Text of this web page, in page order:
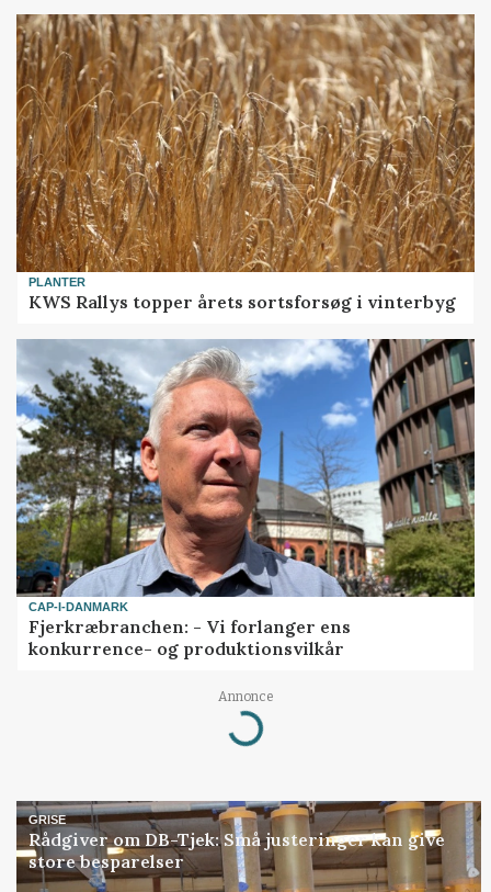
PLANTER
KWS Rallys topper årets sortsforsøg i vinterbyg
CAP-I-DANMARK
Fjerkræbranchen: - Vi forlanger ens
konkurrence- og produktionsvilkår
Annonce
Loading...
GRISE
Rådgiver om DB-Tjek: Små justeringer kan give
store besparelser